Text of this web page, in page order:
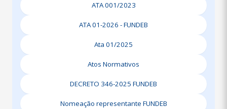
ATA 001/2023
ATA 01-2026 - FUNDEB
Ata 01/2025
Atos Normativos
DECRETO 346-2025 FUNDEB
Nomeação representante FUNDEB